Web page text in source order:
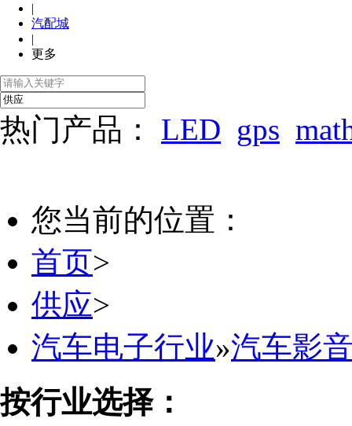
|
汽配城
|
更多
热门产品： LED gps
您当前的位置：
首页>
供应>
汽车电子行业»汽车影
按行业选择：